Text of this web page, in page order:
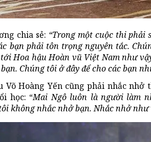
chia sẻ: “Trong một cuộc thi phải
bạn phải tôn trọng nguyên tắc.
Hoa hậu Hoàn vũ Việt Nam như
Chúng tôi ở đây để cho các bạn
Võ Hoàng Yến cũng phải nhắc nhở
học: “Mai Ngô luôn là người làm
không nhắc nhở bạn. Nhắc nhở như